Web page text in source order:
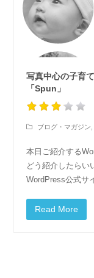
写真中心の子育
「Spun」
ブログ・マガジン
本日ご紹介する
どう紹介したらい
WordPress公式サ
Read More